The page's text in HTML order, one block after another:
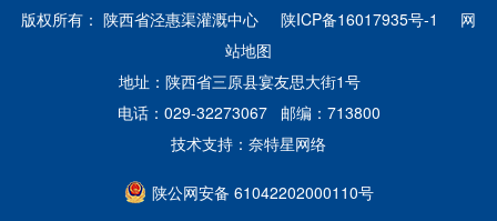
版权所有： 陕西省泾惠渠灌溉中心 陕ICP备16017935号-1
网
站地图
地址：陕西省三原县宴友思大街1号
电话：029-32273067 邮编：713800
技术支持： 奈特星网络
陕公网安备 61042202000110号